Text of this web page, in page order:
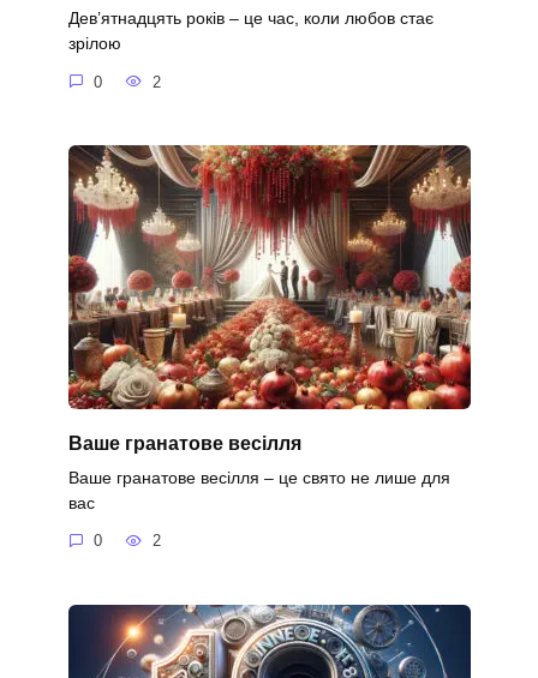
Дев’ятнадцять років – це час, коли любов стає
зрілою
0 2
Ваше гранатове весілля
Ваше гранатове весілля – це свято не лише для
вас
0 2